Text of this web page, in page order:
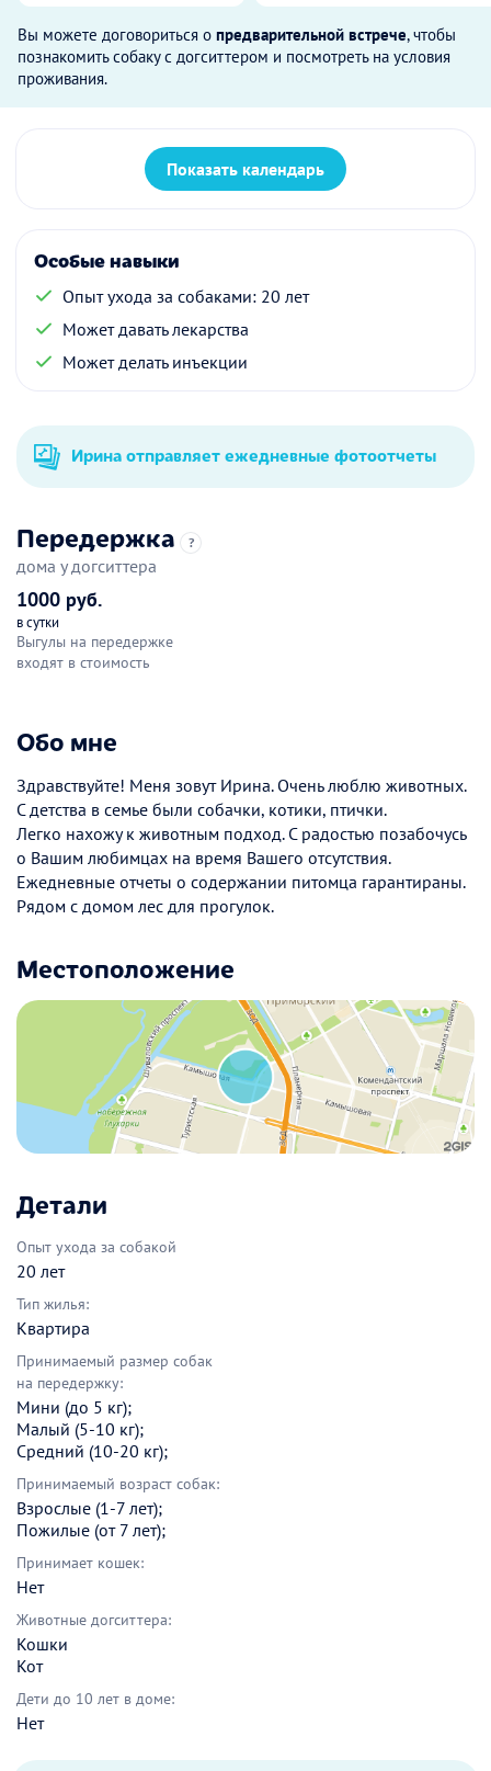
Вы можете договориться о предварительной встрече, чтобы
познакомить собаку с догситтером и посмотреть на условия
проживания.
Показать календарь
Особые навыки
Опыт ухода за собаками: 20 лет
Может давать лекарства
Может делать инъекции
Ирина отправляет ежедневные фотоотчеты
Передержка ?
дома у догситтера
1000 руб.
в сутки
Выгулы на передержке
входят в стоимость
Обо мне
Здравствуйте! Меня зовут Ирина. Очень люблю животных.
С детства в семье были собачки, котики, птички.
Легко нахожу к животным подход. С радостью позабочусь
о Вашим любимцах на время Вашего отсутствия.
Ежедневные отчеты о содержании питомца гарантираны.
Рядом с домом лес для прогулок.
Местоположение
Детали
Опыт ухода за собакой
20 лет
Тип жилья:
Квартира
Принимаемый размер собак
на передержку:
Мини (до 5 кг);
Малый (5-10 кг);
Средний (10-20 кг);
Принимаемый возраст собак:
Взрослые (1-7 лет);
Пожилые (от 7 лет);
Принимает кошек:
Нет
Животные догситтера:
Кошки
Кот
Дети до 10 лет в доме:
Нет